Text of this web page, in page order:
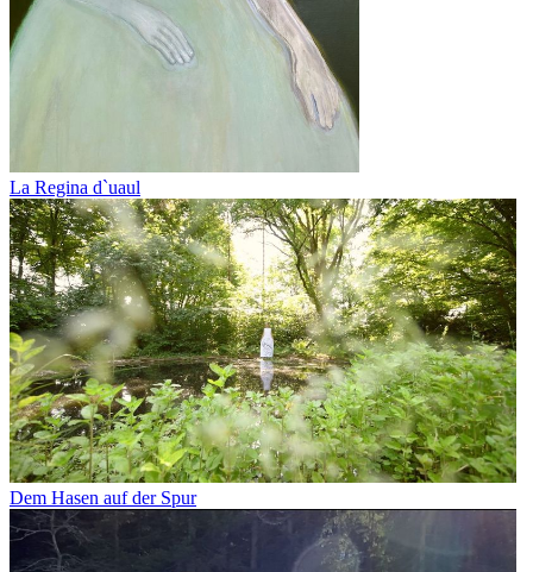
La Regina d`uaul
Dem Hasen auf der Spur